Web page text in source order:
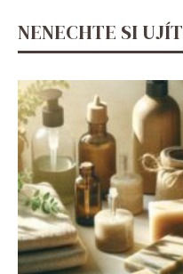
NENECHTE SI UJÍT